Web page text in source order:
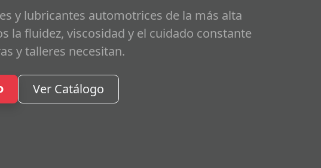
y lubricantes automotrices de la más alta
la fluidez, viscosidad y el cuidado constante
y talleres necesitan.
Ver Catálogo